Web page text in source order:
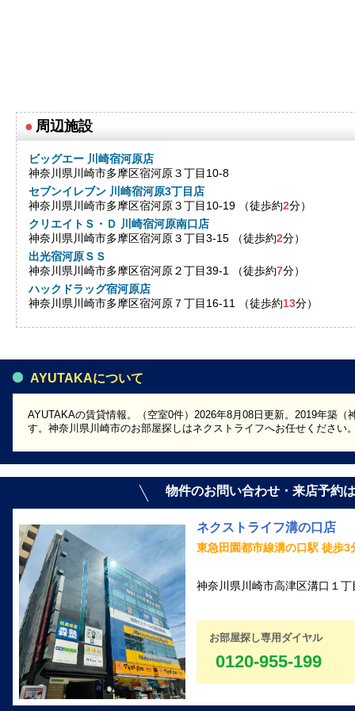
● 周辺施設
ビッグエー 川崎宿河原店
神奈川県川崎市多摩区宿河原３丁目10-8
セブンイレブン 川崎宿河原3丁目店
神奈川県川崎市多摩区宿河原３丁目10-19 （徒歩約2分）
クリエイトＳ・Ｄ 川崎宿河原南口店
神奈川県川崎市多摩区宿河原３丁目3-15 （徒歩約2分）
出光宿河原ＳＳ
神奈川県川崎市多摩区宿河原２丁目39-1 （徒歩約7分）
ハックドラッグ宿河原店
神奈川県川崎市多摩区宿河原７丁目16-11 （徒歩約13分）
AYUTAKAについて
AYUTAKAの賃貸情報。（空室0件）2026年8月08日更新。2019年築（
す。神奈川県川崎市のお部屋探しはネクストライフへお任せください
物件のお問い合わせ・来店予約
ネクストライフ溝の口店
東急田園都市線溝の口駅 徒歩3
神奈川県川崎市高津区溝口１
お部屋探し専用ダイヤル
0120-955-199